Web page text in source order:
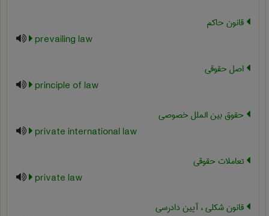
قانون حاکم
prevailing law
اصل حقوقی
principle of law
حقوق بین الملل خصوصی
private international law
تعاملات حقوقی
private law
قانون شکلی ، آیین دادرسی